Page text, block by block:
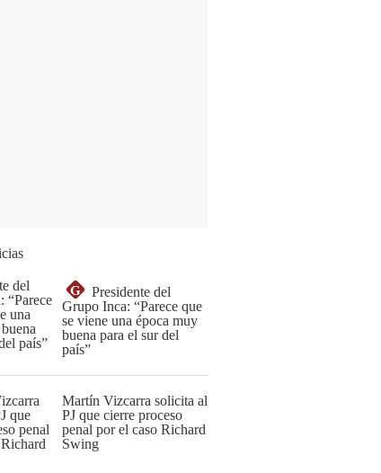
G
Presidente del
Grupo Inca: “Parece que
se viene una época muy
buena para el sur del
país”
Martín Vizcarra solicita al
PJ que cierre proceso
penal por el caso Richard
Swing